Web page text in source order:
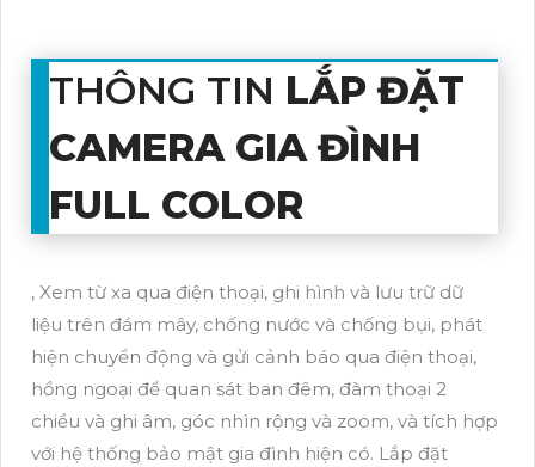
THÔNG TIN LẮP ĐẶT
CAMERA GIA ĐÌNH
FULL COLOR
, Xem từ xa qua điện thoại, ghi hình và lưu trữ dữ
liệu trên đám mây, chống nước và chống bụi, phát
hiện chuyển động và gửi cảnh báo qua điện thoại,
hồng ngoại để quan sát ban đêm, đàm thoại 2
chiều và ghi âm, góc nhìn rộng và zoom, và tích hợp
với hệ thống bảo mật gia đình hiện có. Lắp đặt